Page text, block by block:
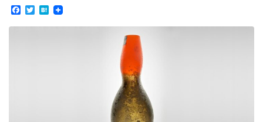
Facebook
TwitterHatena